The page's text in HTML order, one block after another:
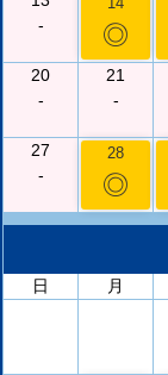
-
◎
20
-
21
-
27
-
28
◎
日
月